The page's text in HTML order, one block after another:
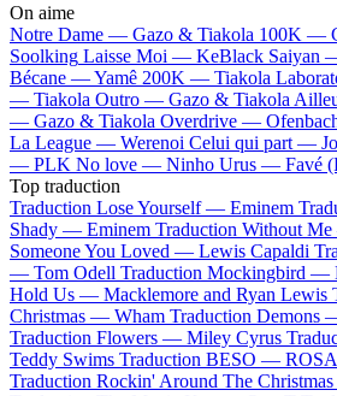
On aime
Notre Dame — Gazo & Tiakola 100K —
Soolking Laisse Moi — KeBlack Saiyan
Bécane —Yamê 200K — Tiakola
— Tiakola Outro — Gazo & Tiakola
— Gazo & Tiakola Overdrive —
La League — Werenoi Celui qui part —
— PLK No love — Ninho Urus — Favé
Top traduction
Traduction Lose Yourself — Eminem
Shady — Eminem Traduction Without
Someone You Loved — Lewis Capaldi
— Tom Odell Traduction Mockingbird —
Hold Us — Macklemore and Ryan Lewis
Christmas — Wham Traduction Demons
Traduction Flowers — Miley Cyrus
Teddy Swims Traduction BESO —
Traduction Rockin' Around The